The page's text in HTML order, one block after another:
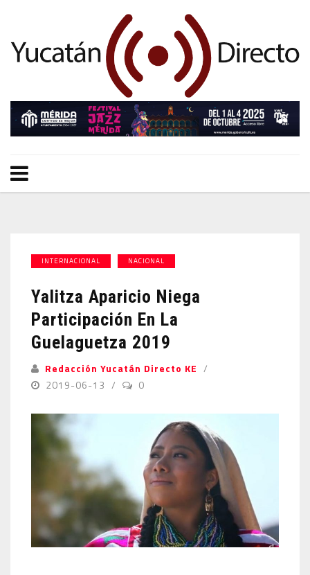
INTERNACIONAL NACIONAL
Yalitza Aparicio Niega
Participación En La
Guelaguetza 2019
Redacción Yucatán Directo KE
2019-06-13
0